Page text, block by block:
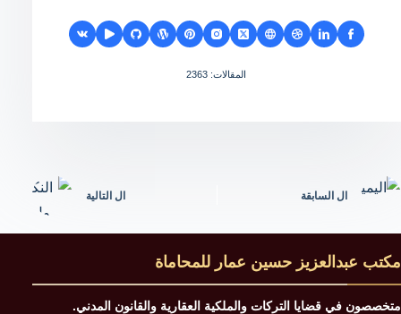
المقالات: 2363
ال السابقة ال التالية
مكتب عبدالعزيز حسين عمار للمحاماة
متخصصون في قضايا التركات والملكية العقارية والقانون المدني.